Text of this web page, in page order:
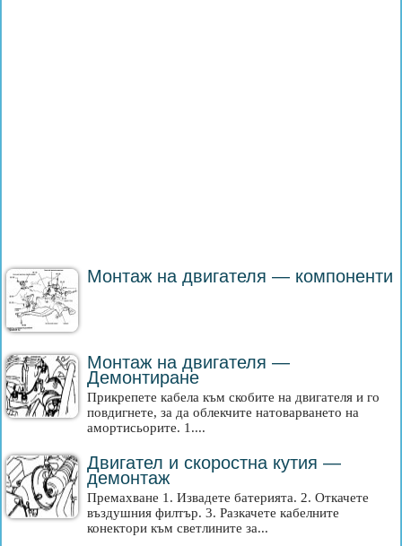
Монтаж на двигателя — компоненти
Монтаж на двигателя —
Демонтиране
Прикрепете кабела към скобите на двигателя и го
повдигнете, за да облекчите натоварването на
амортисьорите. 1....
Двигател и скоростна кутия —
демонтаж
Премахване 1. Извадете батерията. 2. Откачете
въздушния филтър. 3. Разкачете кабелните
конектори към светлините за...